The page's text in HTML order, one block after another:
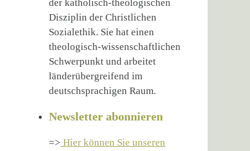
der katholisch-theologischen
Disziplin der Christlichen
Sozialethik. Sie hat einen
theologisch-wissenschaftlichen
Schwerpunkt und arbeitet
länderübergreifend im
deutschsprachigen Raum.
Newsletter abonnieren
=> Hier können Sie unseren